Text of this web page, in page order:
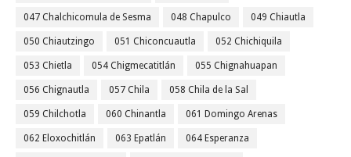
047 Chalchicomula de Sesma 048 Chapulco 049 Chiautla
050 Chiautzingo 051 Chiconcuautla 052 Chichiquila
053 Chietla 054 Chigmecatitlán 055 Chignahuapan
056 Chignautla 057 Chila 058 Chila de la Sal
059 Chilchotla 060 Chinantla 061 Domingo Arenas
062 Eloxochitlán 063 Epatlán 064 Esperanza